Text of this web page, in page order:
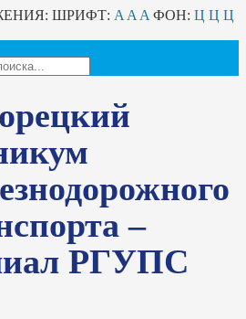
ШРИФТ: A A A ФОН: Ц Ц Ц
–
РГУПС